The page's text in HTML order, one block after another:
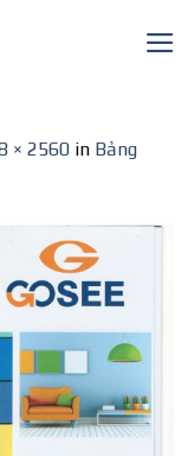
× 2560 in Bảng